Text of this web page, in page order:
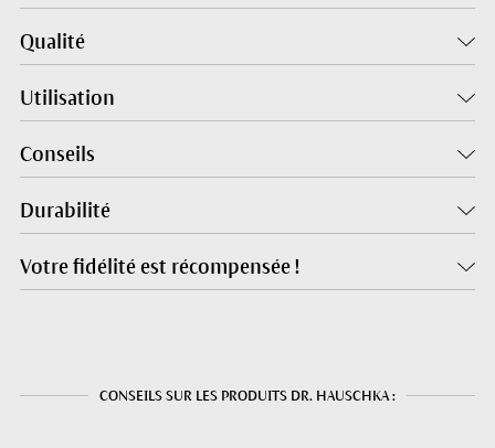
Qualité
Utilisation
Conseils
Durabilité
Votre fidélité est récompensée !
CONSEILS SUR LES PRODUITS DR. HAUSCHKA :